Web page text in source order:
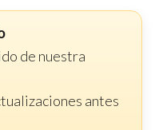
de nuestra
antes